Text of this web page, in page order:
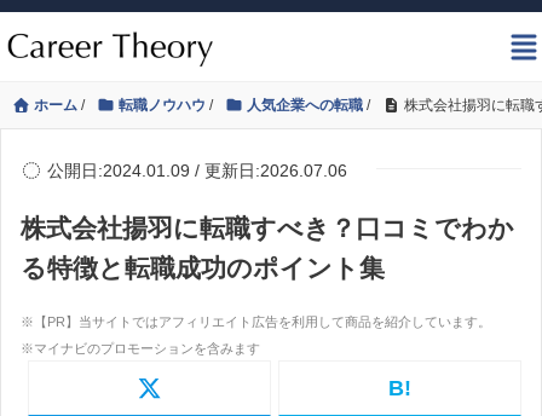
ホーム / 転職ノウハウ / 人気企業への転職 / 株式会社揚羽に転職
公開日:2024.01.09 / 更新日:2026.07.06
株式会社揚羽に転職すべき？口コミでわか
る特徴と転職成功のポイント集
B!